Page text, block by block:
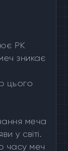
PK
зникає
цього
меча
у світі.
часу меч